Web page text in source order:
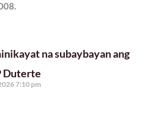
na subaybayan ang
Duterte
7:10 pm